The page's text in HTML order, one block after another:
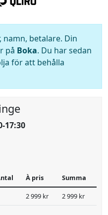
betalare. Din
på Boka. Du har sedan
för att behålla
17:30
À pris Summa
2 999 kr 2 999 kr